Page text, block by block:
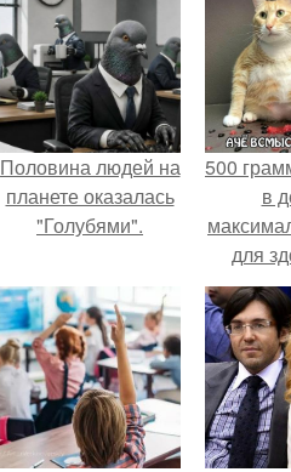
Половина людей на
планете оказалась
"Голубями".
500
в
для